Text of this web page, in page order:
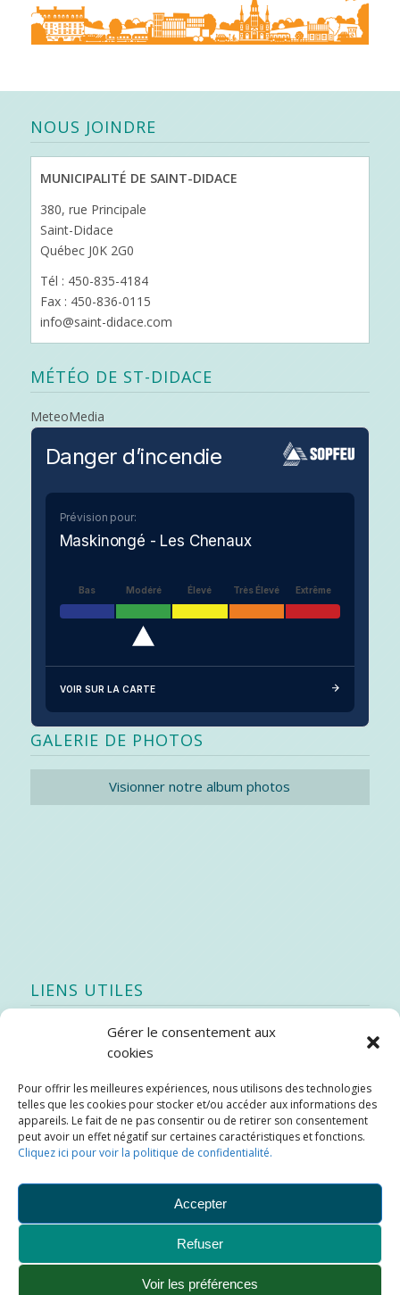
Gérer le consentement aux
cookies
Pour offrir les meilleures expériences, nous utilisons des technologies
telles que les cookies pour stocker et/ou accéder aux informations des
appareils. Le fait de ne pas consentir ou de retirer son consentement
peut avoir un effet négatif sur certaines caractéristiques et fonctions.
Cliquez ici pour voir la politique de confidentialité.
Accepter
Refuser
Voir les préférences
NOUS JOINDRE
MUNICIPALITÉ DE SAINT-DIDACE
380, rue Principale
Saint-Didace
Québec J0K 2G0
Tél : 450-835-4184
Fax : 450-836-0115
info@saint-didace.com
MÉTÉO DE ST-DIDACE
MeteoMedia
Danger d’incendie
Prévision pour:
Maskinongé - Les Chenaux
Bas Modéré Élevé Très Élevé Extrême
VOIR SUR LA CARTE
GALERIE DE PHOTOS
Visionner notre album photos
LIENS UTILES
Quoi de neuf
Stratégie québécoise d’économie d’eau potable
Bibliothèque
Météo locale